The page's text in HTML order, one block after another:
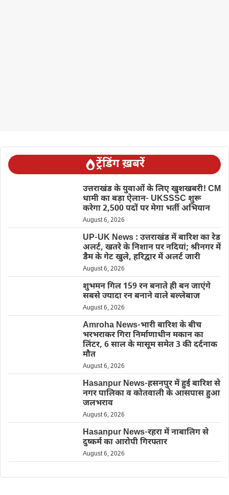
ट्रेंडिंग ख़बरें
उत्तराखंड के युवाओं के लिए खुशखबरी! CM
धामी का बड़ा ऐलान- UKSSSC शुरू
करेगा 2,500 पदों पर मेगा भर्ती अभियान
August 6, 2026
UP-UK News : उत्तराखंड में बारिश का रेड
अलर्ट, खतरे के निशान पर नदियां; श्रीनगर में
डैम के गेट खुले, हरिद्वार में अलर्ट जारी
August 6, 2026
शुभमन गिल 159 रन बनाते ही बन जाएंगे
सबसे ज्यादा रन बनाने वाले बल्लेबाज
August 6, 2026
Amroha News-भारी बारिश के बीच
भरभराकर गिरा निर्माणाधीन मकान का
लिंटर, 6 साल के मासूम समेत 3 की दर्दनाक
मौत
August 6, 2026
Hasanpur News-हसनपुर में हुई बारिश से
नगर पालिका व कोतवाली के आसपास हुआ
जलभराव
August 6, 2026
Hasanpur News-रहरा में नाबालिग से
दुष्कर्म का आरोपी गिरफ्तार
August 6, 2026